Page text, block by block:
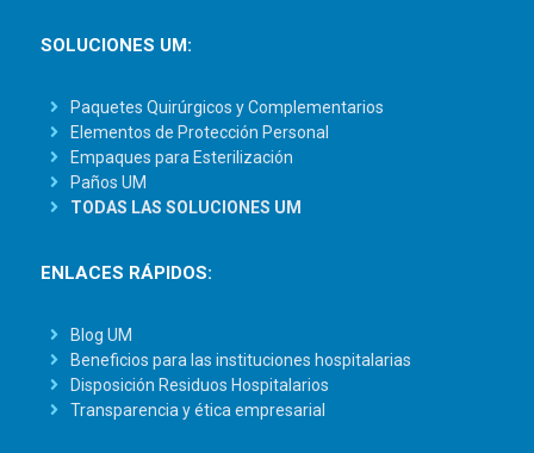
SOLUCIONES UM:
Paquetes Quirúrgicos y Complementarios
Elementos de Protección Personal
Empaques para Esterilización
Paños UM
TODAS LAS SOLUCIONES UM
ENLACES RÁPIDOS:
Blog UM
Beneficios para las instituciones hospitalarias
Disposición Residuos Hospitalarios
Transparencia y ética empresarial